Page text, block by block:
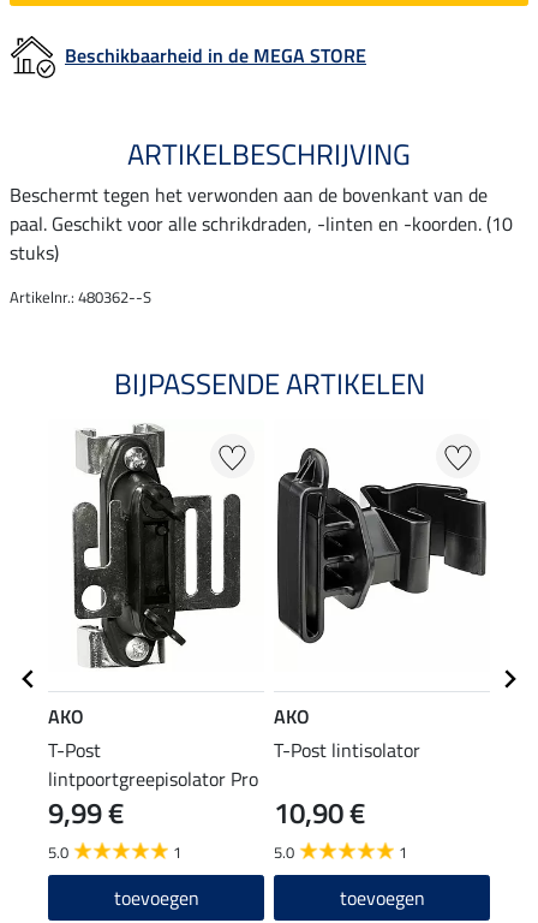
Beschikbaarheid in de MEGA STORE
ARTIKELBESCHRIJVING
Beschermt tegen het verwonden aan de bovenkant van de
paal. Geschikt voor alle schrikdraden, -linten en -koorden. (10
stuks)
Artikelnr.: 480362--S
BIJPASSENDE ARTIKELEN
AKO
T-Post
lintpoortgreepisolator Pro
set
9,99 €
5.0 1
toevoegen
AKO
T-Post lintisolator
10,90 €
5.0 1
toevoegen